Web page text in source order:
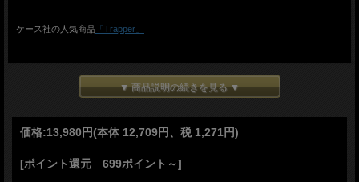
ケース社の人気商品 「Trapper」
用途に応じて使い分けられるブレードを2枚有しております
「TESTEED XX」の文字が入っております
ケース社 定番商品 「Trapper」
▼ 商品説明の続きを見る ▼
価格:13,980円(本体 12,709円、税 1,271円)
[ポイント還元 699ポイント～]